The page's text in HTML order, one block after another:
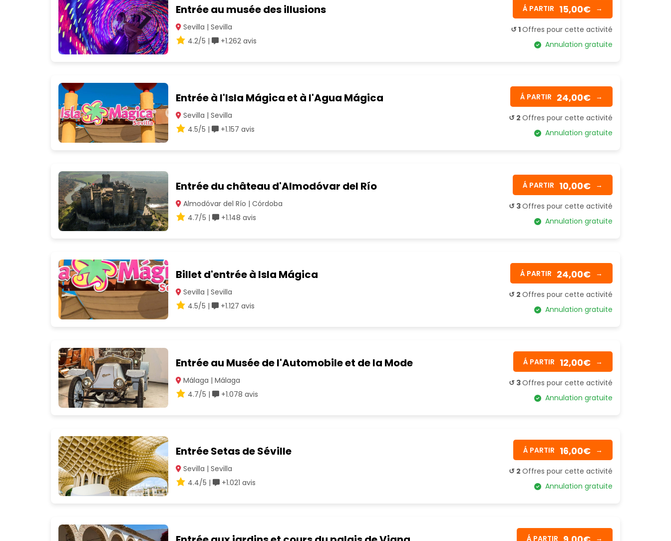
Entrée au musée des illusions
Sevilla | Sevilla
4.2/5 |
+1.262 avis
Á PARTIR 15,00€ →
↺ 1Offres pour cette activité
Annulation gratuite
Entrée à l'Isla Mágica et à l'Agua Mágica
Sevilla | Sevilla
4.5/5 |
+1.157 avis
Á PARTIR 24,00€ →
↺ 2 Offres pour cette activité
Annulation gratuite
Entrée du château d'Almodóvar del Río
Almodóvar del Río | Córdoba
4.7/5 |
+1.148 avis
Á PARTIR 10,00€ →
↺ 3Offres pour cette activité
Annulation gratuite
Billet d'entrée à Isla Mágica
Sevilla | Sevilla
4.5/5 |
+1.127 avis
Á PARTIR 24,00€ →
↺ 2 Offres pour cette activité
Annulation gratuite
Entrée au Musée de l'Automobile et de la Mode
Málaga | Málaga
4.7/5 |
+1.078 avis
Á PARTIR 12,00€ →
↺ 3Offres pour cette activité
Annulation gratuite
Entrée Setas de Séville
Sevilla | Sevilla
4.4/5 |
+1.021 avis
Á PARTIR 16,00€ →
↺ 2 Offres pour cette activité
Annulation gratuite
Á PARTIR →